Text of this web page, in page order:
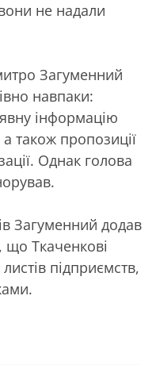
не надали
Загуменний
навпаки:
інформацію
також пропозиції
Однак голова
Загуменний додав
що Ткаченкові
підприємств,